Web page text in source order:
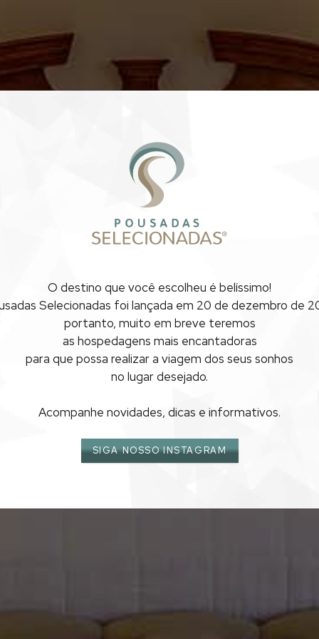
DE
ANGRA DOS REIS
O destino que você escolheu é belíssimo!
Selecionadas foi lançada em 20 de dezembro de
portanto, muito em breve teremos
as hospedagens mais encantadoras
para que possa realizara viagem dos seus sonhos
no lugar desejado.
Acompanhe novidades, dicas e informativos.
SIGA NOSSO INSTAGRAM